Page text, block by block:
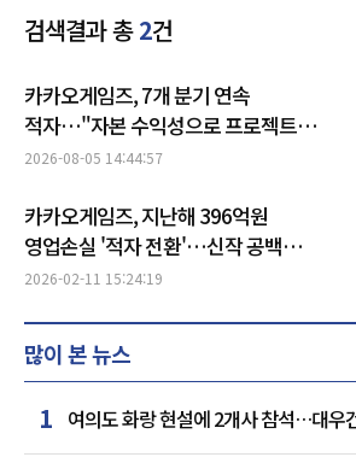
검색결과 총2건
카카오게임즈, 7개 분기 연속
적자…"자본 수익성으로 프로젝트
골라낸다"
2026-08-05 14:44:57
카카오게임즈, 지난해 396억원
영업손실 '적자 전환'…신작 공백
뼈아팠다
2026-02-11 15:24:19
많이 본 뉴스
1 여의도 화랑 현설에 2개사 참석…대우
거점 확보하나